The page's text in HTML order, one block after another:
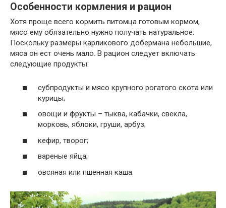
Особенности кормления и рацион
Хотя проще всего кормить питомца готовым кормом,
мясо ему обязательно нужно получать натуральное.
Поскольку размеры карликового добермана небольшие,
мяса он ест очень мало. В рацион следует включать
следующие продукты:
субпродукты и мясо крупного рогатого скота или
курицы;
овощи и фрукты – тыква, кабачки, свекла,
морковь, яблоки, груши, арбуз;
кефир, творог;
вареные яйца;
овсяная или пшенная каша.